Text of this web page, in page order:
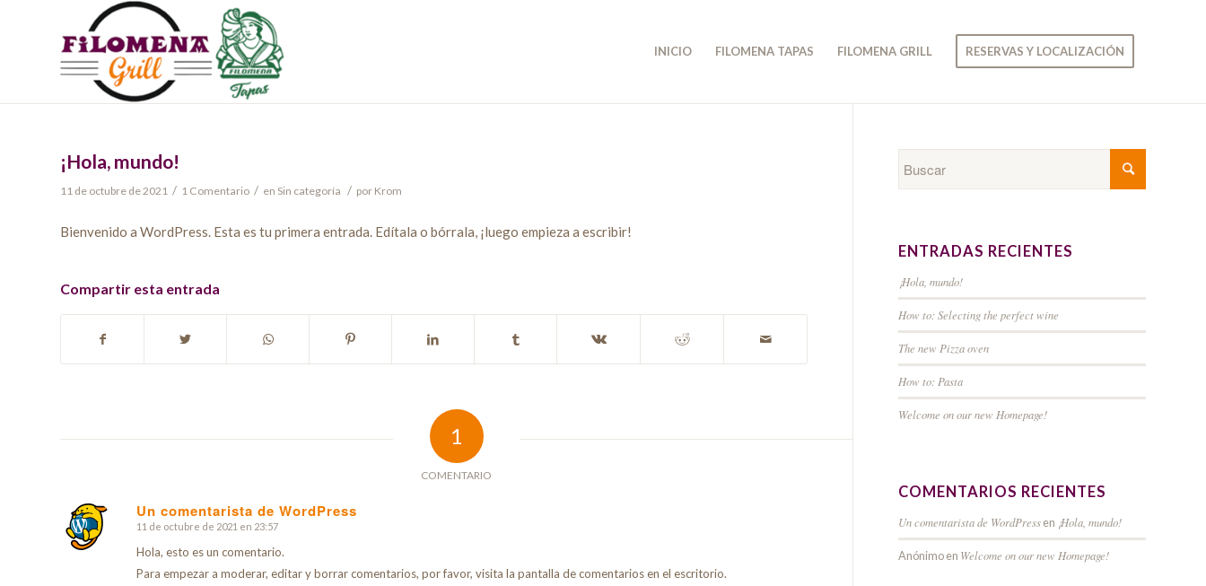
INICIO FILOMENA TAPAS FILOMENA GRILL RESERVAS Y LOCALIZACIÓN
¡Hola, mundo!
11 de octubre de 2021 / 1 Comentario / en Sin categoría / por Krom
Bienvenido a WordPress. Esta es tu primera entrada. Edítala o bórrala, ¡luego empieza a escribir!
Compartir esta entrada
1
COMENTARIO
Un comentarista de WordPress
Dice:
11 de octubre de 2021 en 23:57
Hola, esto es un comentario.
Para empezar a moderar, editar y borrar comentarios, por favor, visita la pantalla de comentarios en el escritorio.
ENTRADAS RECIENTES
¡Hola, mundo!
How to: Selecting the perfect wine
The new Pizza oven
How to: Pasta
Welcome on our new Homepage!
COMENTARIOS RECIENTES
Un comentarista de WordPressen ¡Hola, mundo!
Anónimoen Welcome on our new Homepage!